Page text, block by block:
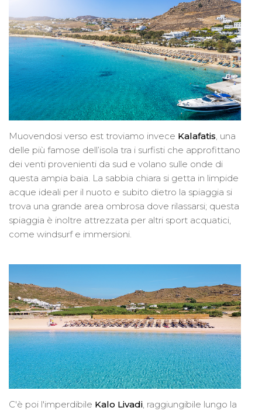
Muovendosi verso est troviamo invece Kalafatis una
delle più famose dell’isola tra i surfisti che approfittano
dei venti provenienti da sud e volano sulle onde di
questa ampia baia. La sabbia chiara si getta in limpide
acque ideali per il nuoto e subito dietro la spiaggia si
trova una grande area ombrosa dove rilassarsi; questa
spiaggia è inoltre attrezzata per altri sport acquatici,
come windsurf e immersioni.
C'è poi l'imperdibile Kalo Livadi, raggiungibile lungo la